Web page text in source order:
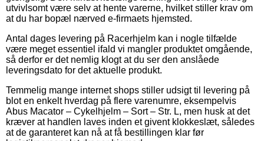
utvivlsomt være selv at hente varerne, hvilket stiller krav om
at du har bopæl nærved e-firmaets hjemsted.
Antal dages levering på Racerhjelm kan i nogle tilfælde
være meget essentiel ifald vi mangler produktet omgående,
så derfor er det nemlig klogt at du ser den anslåede
leveringsdato for det aktuelle produkt.
Temmelig mange internet shops stiller udsigt til levering på
blot en enkelt hverdag på flere varenumre, eksempelvis
Abus Macator – Cykelhjelm – Sort – Str. L, men husk at det
kræver at handlen laves inden et givent klokkeslæt, således
at de garanteret kan nå at få bestillingen klar før